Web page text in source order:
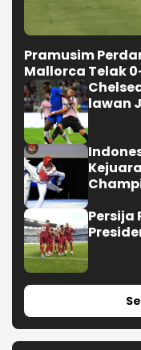
Pramusim
Mallorca Telak
lawan
Persija